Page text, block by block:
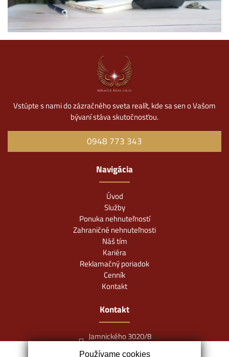
Vstúpte s nami do zázračného sveta realít, kde sa sen o Vašom
bývaní stáva skutočnosťou.
0948 773 343
Navigácia
Úvod
Služby
Ponuka nehnuteľností
Zahraničné nehnuteľnosti
Náš tím
Kariéra
Reklamačný poriadok
Cenník
Kontakt
Kontakt
Jamnického 3020/8
84105 Bratislava
Používame cookies